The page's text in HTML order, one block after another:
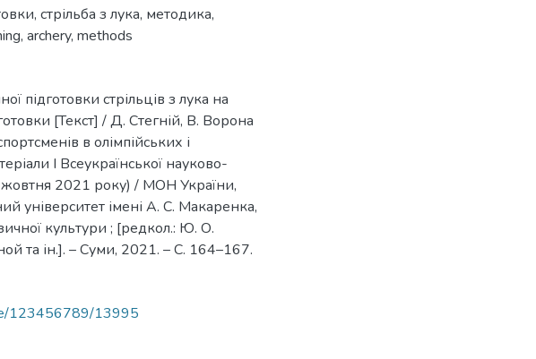
, стрільба з лука, методика,
, archery, methods
підготовки стрільців з лука на
[Текст] / Д. Стегній, В. Ворона
в олімпійських і
І Всеукраїнської науково-
жовтня 2021 року) / МОН України,
університет імені А. С. Макаренка,
культури ; [редкол.: Ю. О.
та ін.]. – Суми, 2021. – С. 164–167.
123456789/13995